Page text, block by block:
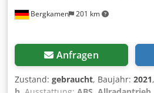
Bergkamen 201 km
Anfragen
Zustand: gebraucht, Baujahr: 2021